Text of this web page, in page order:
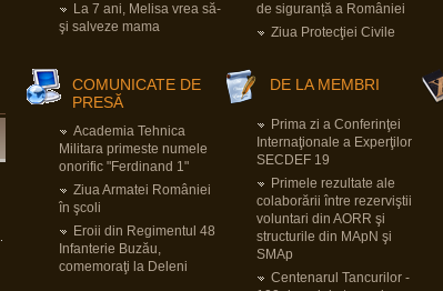
La 7 ani, Melisa vrea să-
şi salveze mama
de siguranță a României
Ziua Protecţiei Civile
COMUNICATE DE
PRESĂ
Academia Tehnica
Militara primeste numele
onorific "Ferdinand 1"
Ziua Armatei României
în şcoli
Eroii din Regimentul 48
Infanterie Buzău,
comemoraţi la Deleni
DE LA MEMBRI
Prima zi a Conferinţei
Internaţionale a Experţilor
SECDEF 19
Primele rezultate ale
colaborării între rezerviştii
voluntari din AORR şi
structurile din MApN şi
SMAp
Centenarul Tancurilor -